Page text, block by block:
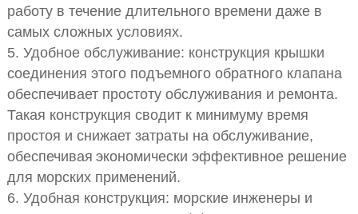
работу в течение длительного времени даже в
самых сложных условиях.
5. Удобное обслуживание: конструкция крышки
соединения этого подъемного обратного клапана
обеспечивает простоту обслуживания и ремонта.
Такая конструкция сводит к минимуму время
простоя и снижает затраты на обслуживание,
обеспечивая экономически эффективное решение
для морских применений.
6. Удобная конструкция: морские инженеры и